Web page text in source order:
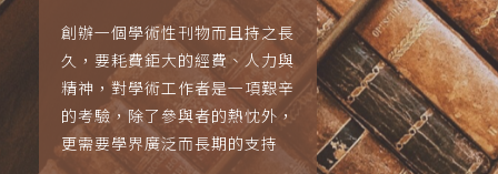
創辦一個學術性刊物而且持之長
久，要耗費鉅大的經費、人力與
精神，對學術工作者是一項艱辛
的考驗，除了參與者的熱忱外，
更需要學界廣泛而長期的支持